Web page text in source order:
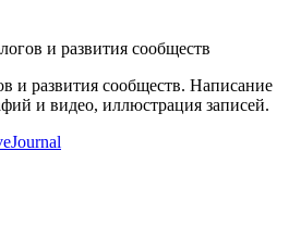
и развития сообществ
и развития сообществ. Написание
и видео, иллюстрация записей.